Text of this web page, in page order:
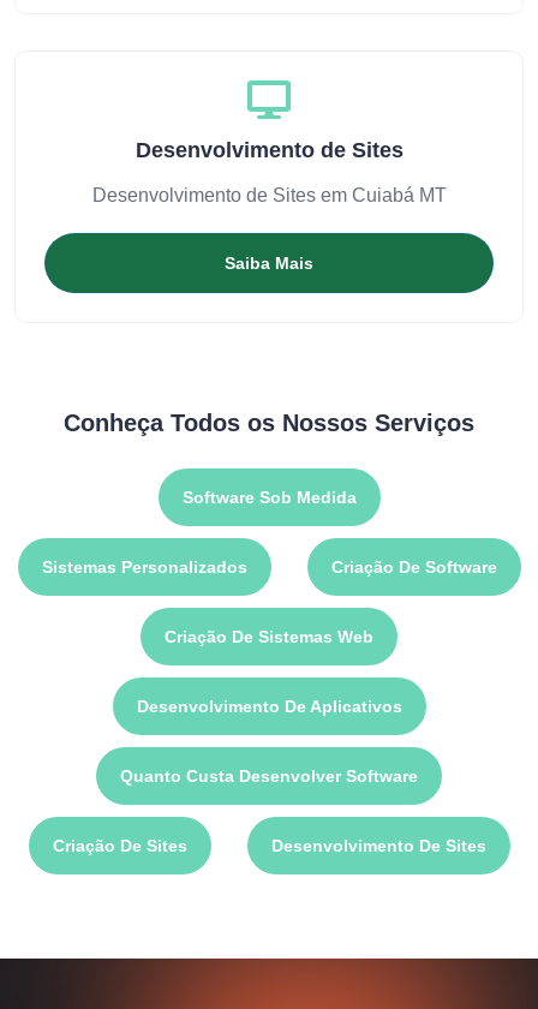
Desenvolvimento de Sites
Desenvolvimento de Sites em Cuiabá MT
Saiba Mais
Conheça Todos os Nossos Serviços
Software Sob Medida
Sistemas Personalizados Criação De Software
Criação De Sistemas Web
Desenvolvimento De Aplicativos
Quanto Custa Desenvolver Software
Criação De Sites Desenvolvimento De Sites